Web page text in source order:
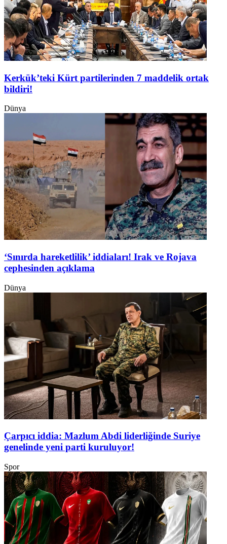
Kerkük’teki Kürt partilerinden 7 maddelik ortak
bildiri!
Dünya
‘Sınırda hareketlilik’ iddiaları! Irak ve Rojava
cephesinden açıklama
Dünya
Çarpıcı iddia: Mazlum Abdi liderliğinde Suriye
genelinde yeni parti kuruluyor!
Spor